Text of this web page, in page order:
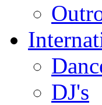
DJ's